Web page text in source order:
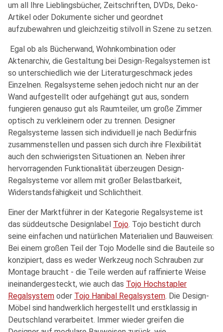
um all Ihre Lieblingsbücher, Zeitschriften, DVDs, Deko-
Artikel oder Dokumente sicher und geordnet
aufzubewahren und gleichzeitig stilvoll in Szene zu setzen.
Egal ob als Bücherwand, Wohnkombination oder
Aktenarchiv, die Gestaltung bei Design-Regalsystemen ist
so unterschiedlich wie der Literaturgeschmack jedes
Einzelnen. Regalsysteme sehen jedoch nicht nur an der
Wand aufgestellt oder aufgehängt gut aus, sondern
fungieren genauso gut als Raumteiler, um große Zimmer
optisch zu verkleinern oder zu trennen. Designer
Regalsysteme lassen sich individuell je nach Bedürfnis
zusammenstellen und passen sich durch ihre Flexibilität
auch den schwierigsten Situationen an. Neben ihrer
hervorragenden Funktionalität überzeugen Design-
Regalsysteme vor allem mit großer Belastbarkeit,
Widerstandsfähigkeit und Schlichtheit.
Einer der Marktführer in der Kategorie Regalsysteme ist
das süddeutsche Designlabel Tojo. Tojo besticht durch
seine einfachen und natürlichen Materialien und Bauweisen:
Bei einem großen Teil der Tojo Modelle sind die Bauteile so
konzipiert, dass es weder Werkzeug noch Schrauben zur
Montage braucht - die Teile werden auf raffinierte Weise
ineinandergesteckt, wie auch das Tojo Hochstapler
Regalsystem oder Tojo Hanibal Regalsystem. Die Design-
Möbel sind handwerklich hergestellt und erstklassig in
Deutschland verarbeitet. Immer wieder greifen die